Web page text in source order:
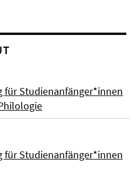
für Studienanfänger*innen
für Studienanfänger*innen